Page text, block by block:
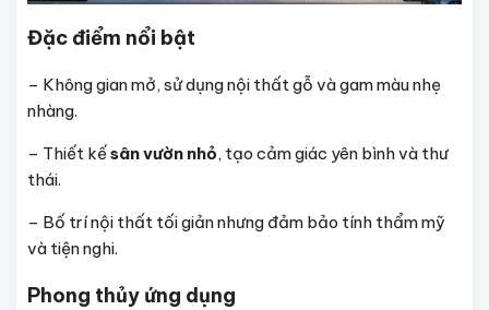
Đặc điểm nổi bật
– Không gian mở, sử dụng nội thất gỗ và gam màu nhẹ
nhàng.
– Thiết kếsân vườn nhỏ, tạo cảm giác yên bình và thư
thái.
– Bố trí nội thất tối giản nhưng đảm bảo tính thẩm mỹ
và tiện nghi.
Phong thủy ứng dụng